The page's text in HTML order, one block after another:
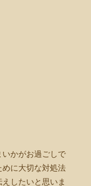
かがお過ごしで
に大切な対処法
したいと思いま